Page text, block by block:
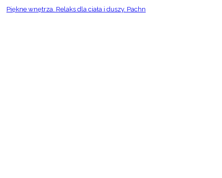
Piękne wnętrza. Relaks dla ciała i duszy. Pachn